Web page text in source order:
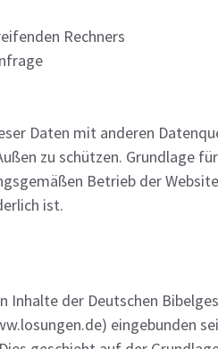
Rechners
Daten mit anderen
zu schützen. Grundlage
Betrieb der
ist.
Inhalte der Deutschen
eingebunden